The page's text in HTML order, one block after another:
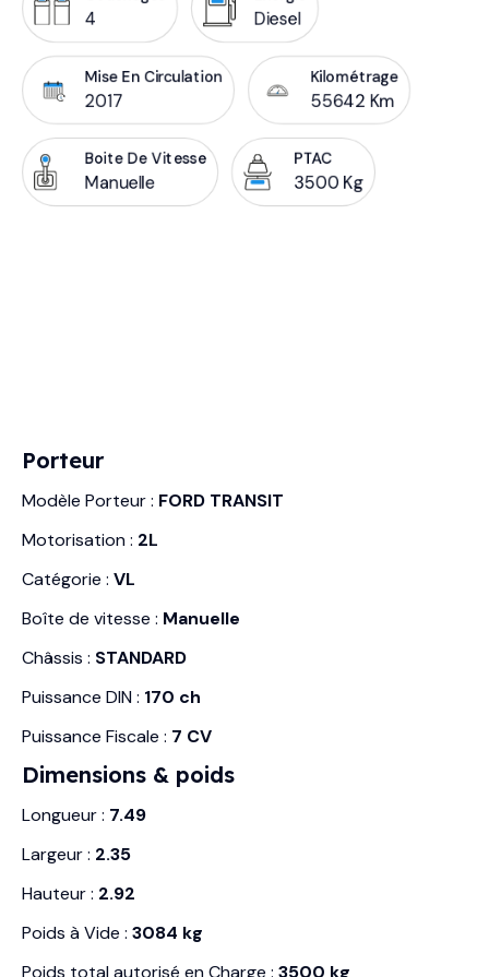
4 Diesel
Mise En Circulation
2017
Kilométrage
55642 Km
Boite De Vitesse
Manuelle
PTAC
3500 Kg
Porteur
Modèle Porteur : FORD TRANSIT
Motorisation : 2L
Catégorie : VL
Boîte de vitesse : Manuelle
Châssis : STANDARD
Puissance DIN : 170 ch
Puissance Fiscale : 7 CV
Dimensions & poids
Longueur : 7.49
Largeur : 2.35
Hauteur : 2.92
Poids à Vide : 3084 kg
Poids total autorisé en Charge : 3500 kg